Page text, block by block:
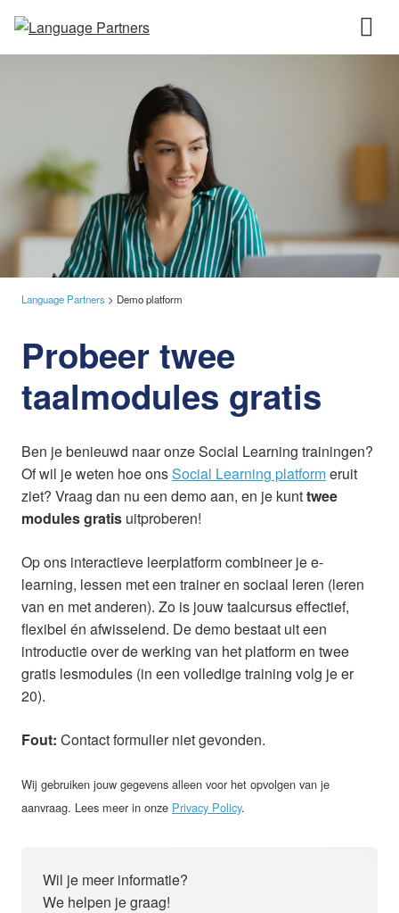
Language Partners > Demo platform
Probeer twee
taalmodules gratis
Ben je benieuwd naar onze Social Learning trainingen?
Of wil je weten hoe onsSocial Learning platformeruit
ziet? Vraag dan nu een demo aan, en je kunttwee
modules gratis uitproberen!
Op ons interactieve leerplatform combineer je e-
learning, lessen met een trainer en sociaal leren (leren
van en met anderen). Zo is jouw taalcursus effectief,
flexibel én afwisselend. De demo bestaat uit een
introductie over de werking van het platform en twee
gratis lesmodules (in een volledige training volg je er
20).
Fout: Contact formulier niet gevonden.
Wij gebruiken jouw gegevens alleen voor het opvolgen van je
aanvraag. Lees meer in onze Privacy Policy.
Wil je meer informatie?
We helpen je graag!